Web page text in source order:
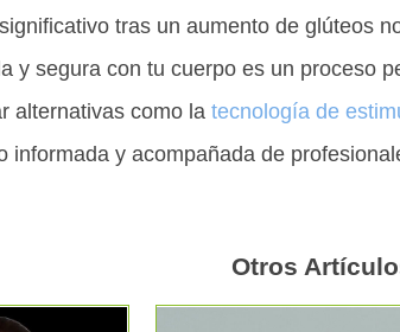
tras un aumento de glúteos
y segura con tu cuerpo es un proceso
alternativas como la tecnología de
informada y acompañada de
Otros